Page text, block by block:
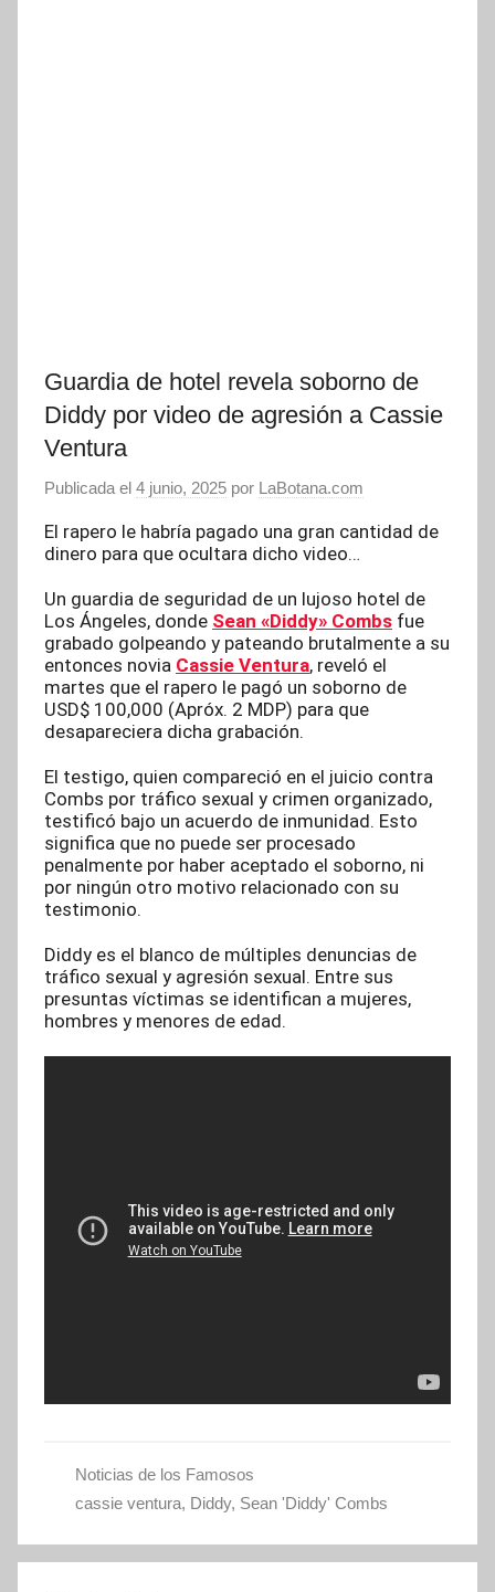
Guardia de hotel revela soborno de
Diddy por video de agresión a Cassie
Ventura
Publicada el 4 junio, 2025 por LaBotana.com
El rapero le habría pagado una gran cantidad de
dinero para que ocultara dicho video…
Un guardia de seguridad de un lujoso hotel de
Los Ángeles, donde Sean «Diddy» Combs fue
grabado golpeando y pateando brutalmente a su
entonces novia Cassie Ventura, reveló el
martes que el rapero le pagó un soborno de
USD$ 100,000 (Apróx. 2 MDP) para que
desapareciera dicha grabación.
El testigo, quien compareció en el juicio contra
Combs por tráfico sexual y crimen organizado,
testificó bajo un acuerdo de inmunidad. Esto
significa que no puede ser procesado
penalmente por haber aceptado el soborno, ni
por ningún otro motivo relacionado con su
testimonio.
Diddy es el blanco de múltiples denuncias de
tráfico sexual y agresión sexual. Entre sus
presuntas víctimas se identifican a mujeres,
hombres y menores de edad.
Noticias de los Famosos
cassie ventura, Diddy, Sean 'Diddy' Combs